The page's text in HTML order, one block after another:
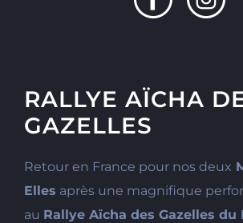
RALLYE AÏCHA
GAZELLES
Retour en France pour nos deux
Elles après une magnifique
au Rallye Aïcha des Gazelles du